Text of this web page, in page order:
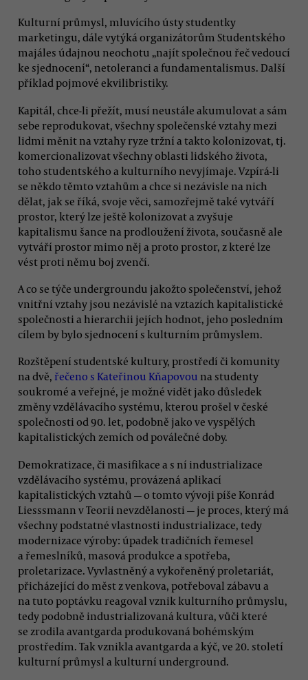
Kulturní průmysl, mluvícího ústy studentky
marketingu, dále vytýká organizátorům Studentského
majáles údajnou neochotu „najít společnou řeč vedoucí
ke sjednocení“, netoleranci a fundamentalismus. Další
příklad pojmové ekvilibristiky.
Kapitál, chce-li přežít, musí neustále akumulovat a sám
sebe reprodukovat, všechny společenské vztahy mezi
lidmi měnit na vztahy ryze tržní a takto kolonizovat, tj.
komercionalizovat všechny oblasti lidského života,
toho studentského a kulturního nevyjímaje. Vzpírá-li
se někdo těmto vztahům a chce si nezávisle na nich
dělat, jak se říká, svoje věci, samozřejmě také vytváří
prostor, který lze ještě kolonizovat a zvyšuje
kapitalismu šance na prodloužení života, současně ale
vytváří prostor mimo něj a proto prostor, z které lze
vést proti němu boj zvenčí.
A co se týče undergroundu jakožto společenství, jehož
vnitřní vztahy jsou nezávislé na vztazích kapitalistické
společnosti a hierarchii jejích hodnot, jeho posledním
cílem by bylo sjednocení s kulturním průmyslem.
Rozštěpení studentské kultury, prostředí či komunity
na dvě, řečeno s Kateřinou Kňapovou na studenty
soukromé a veřejné, je možné vidět jako důsledek
změny vzdělávacího systému, kterou prošel v české
společnosti od 90. let, podobně jako ve vyspělých
kapitalistických zemích od poválečné doby.
Demokratizace, či masifikace a s ní industrializace
vzdělávacího systému, provázená aplikací
kapitalistických vztahů — o tomto vývoji píše Konrád
Liesssmann v Teorii nevzdělanosti — je proces, který má
všechny podstatné vlastnosti industrializace, tedy
modernizace výroby: úpadek tradičních řemesel
a řemeslníků, masová produkce a spotřeba,
proletarizace. Vyvlastněný a vykořeněný proletariát,
přicházející do měst z venkova, potřeboval zábavu a
na tuto poptávku reagoval vznik kulturního průmyslu,
tedy podobně industrializovaná kultura, vůči které
se zrodila avantgarda produkovaná bohémským
prostředím. Tak vznikla avantgarda a kýč, ve 20. století
kulturní průmysl a kulturní underground.